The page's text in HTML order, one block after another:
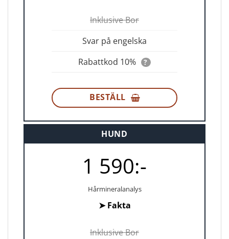
Inklusive Bor
Svar på engelska
Rabattkod 10%
?
BESTÄLL
HUND
1 590:-
Hårmineralanalys
➤Fakta
Inklusive Bor